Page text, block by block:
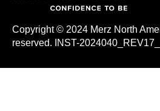
Copyright © 2024 Merz North
reserved. INST-